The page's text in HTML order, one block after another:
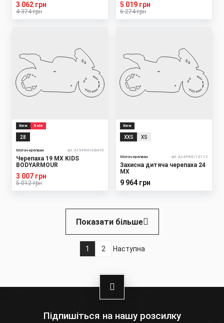
4 374 грн
3 062 грн
6 274 грн
5 019 грн
New Sale
28
Моточерепахи art. A19PR410B410
Черепаха 19 MX KIDS
BODYARMOUR
5 012 грн
3 007 грн
New
XXS XS
Моточерепахи art. A24PR411E112
Захисна дитяча черепаха 24
MX
9 964 грн
Показати більше
Поточна
1
Page
2
Наступна
Наступна
Підпишіться на нашу розсилку